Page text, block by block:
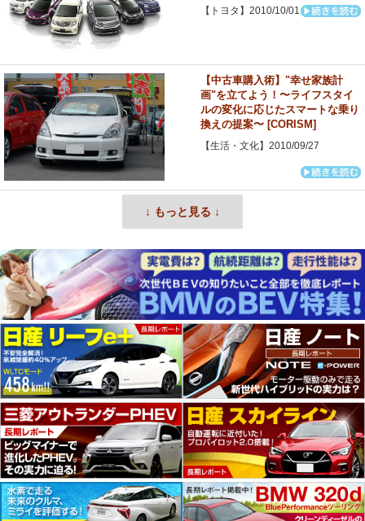
【トヨタ】2010/10/01
【中古車購入術】"幸せ家族計
画"を立てよう！〜ライフスタイ
ルの変化に応じたスマートな乗り
換えの提案〜 [CORISM]
【生活・文化】2010/09/27
↓ もっと見る ↓